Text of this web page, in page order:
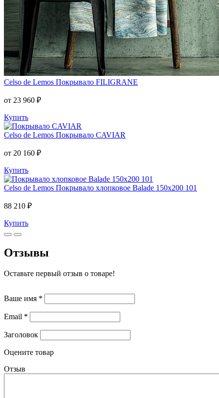
Celso de Lemos Покрывало FILIGRANE
от 23 960 ₽
Купить
Celso de Lemos Покрывало CAVIAR
от 20 160 ₽
Купить
Celso de Lemos Покрывало хлопковое Balade 150x200 101
88 210 ₽
Купить
Отзывы
Оставьте первый отзыв о товаре!
Ваше имя *
Email *
Заголовок
Оцените товар
Отзыв